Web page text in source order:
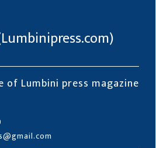
Lumbini press magazine